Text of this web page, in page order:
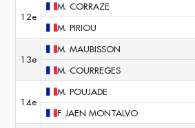
12e
M. CORRAZE
M. PIRIOU
13e
M. MAUBISSON
M. COURREGES
14e
M. POUJADE
F. JAEN MONTALVO